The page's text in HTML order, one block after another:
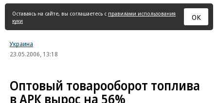
страница
Оставаясь на сайте, вы соглашаетесь с правилами использования
куки
ОК
Украина
23.05.2006, 13:18
Оптовый товарооборот топлива
в АРК вырос на 56%